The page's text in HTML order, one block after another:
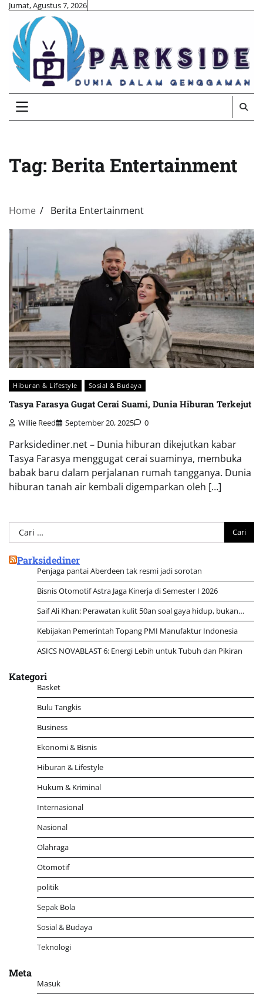
Skip
content
Jumat, Agustus 7, 2026
Tag: Berita Entertainment
Home Berita Entertainment
Hiburan & Lifestyle Sosial & Budaya
Tasya Farasya Gugat Cerai Suami, Dunia Hiburan Terkejut
Willie Reed September 20, 2025 0
Parksidediner.net – Dunia hiburan dikejutkan kabar
Tasya Farasya menggugat cerai suaminya, membuka
babak baru dalam perjalanan rumah tangganya. Dunia
hiburan tanah air kembali digemparkan oleh […]
Cari
untuk:
Parksidediner
Penjaga pantai Aberdeen tak resmi jadi sorotan
Bisnis Otomotif Astra Jaga Kinerja di Semester I 2026
Saif Ali Khan: Perawatan kulit 50an soal gaya hidup, bukan…
Kebijakan Pemerintah Topang PMI Manufaktur Indonesia
ASICS NOVABLAST 6: Energi Lebih untuk Tubuh dan Pikiran
Kategori
Basket
Bulu Tangkis
Business
Ekonomi & Bisnis
Hiburan & Lifestyle
Hukum & Kriminal
Internasional
Nasional
Olahraga
Otomotif
politik
Sepak Bola
Sosial & Budaya
Teknologi
Meta
Masuk